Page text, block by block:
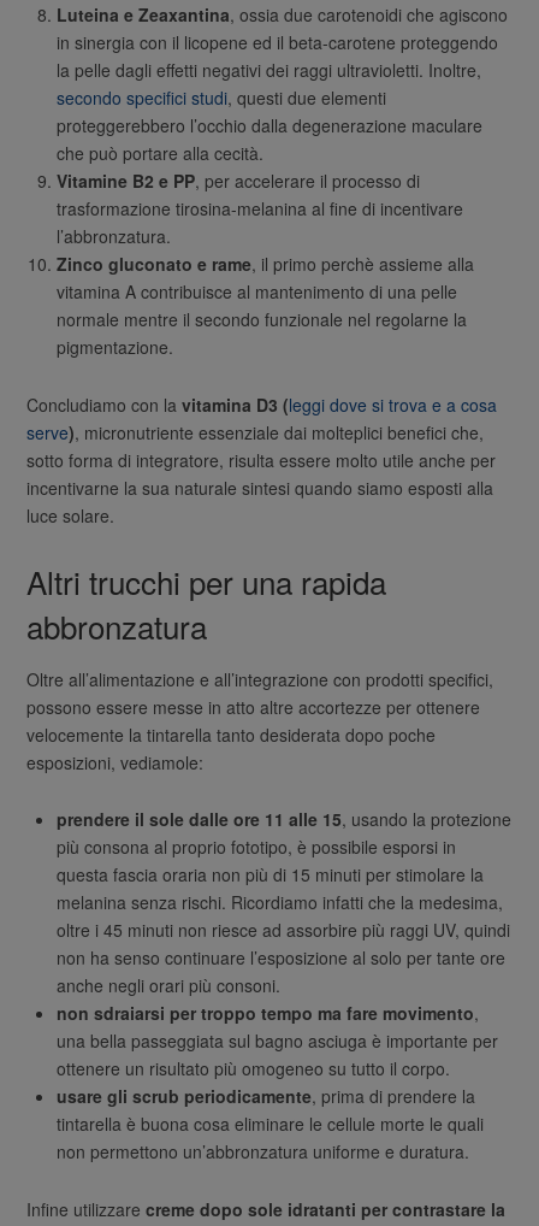
Luteina e Zeaxantina, ossia due carotenoidi che agiscono
in sinergia con il licopene ed il beta-carotene proteggendo
la pelle dagli effetti negativi dei raggi ultravioletti. Inoltre,
secondo specifici studi, questi due elementi
proteggerebbero l’occhio dalla degenerazione maculare
che può portare alla cecità.
Vitamine B2 e PP, per accelerare il processo di
trasformazione tirosina-melanina al fine di incentivare
l’abbronzatura.
Zinco gluconato e rame, il primo perchè assieme alla
vitamina A contribuisce al mantenimento di una pelle
normale mentre il secondo funzionale nel regolarne la
pigmentazione.
Concludiamo con lavitamina D3 (leggi dove si trova e a cosa
serve), micronutriente essenziale dai molteplici benefici che,
sotto forma di integratore, risulta essere molto utile anche per
incentivarne la sua naturale sintesi quando siamo esposti alla
luce solare.
Altri trucchi per una rapida
abbronzatura
Oltre all’alimentazione e all’integrazione con prodotti specifici,
possono essere messe in atto altre accortezze per ottenere
velocemente la tintarella tanto desiderata dopo poche
esposizioni, vediamole:
prendere il sole dalle ore 11 alle 15, usando la protezione
più consona al proprio fototipo, è possibile esporsi in
questa fascia oraria non più di 15 minuti per stimolare la
melanina senza rischi. Ricordiamo infatti che la medesima,
oltre i 45 minuti non riesce ad assorbire più raggi UV, quindi
non ha senso continuare l’esposizione al solo per tante ore
anche negli orari più consoni.
non sdraiarsi per troppo tempo ma fare movimento,
una bella passeggiata sul bagno asciuga è importante per
ottenere un risultato più omogeneo su tutto il corpo.
usare gli scrub periodicamente, prima di prendere la
tintarella è buona cosa eliminare le cellule morte le quali
non permettono un’abbronzatura uniforme e duratura.
Infine utilizzarecreme dopo sole idratanti per contrastare la